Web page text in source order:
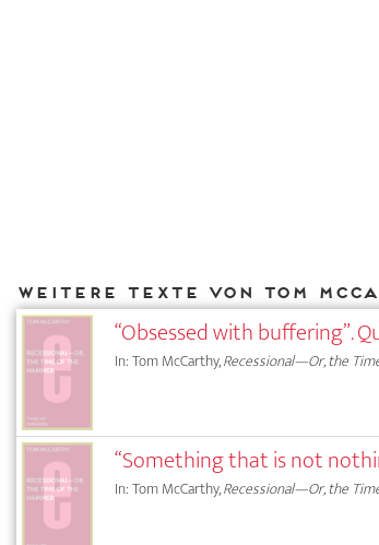
Weitere Texte von Tom
“Obsessed with buffering”.
In: Tom McCarthy,Recessional—Or, the
“Something that is not
In: Tom McCarthy,Recessional—Or, the